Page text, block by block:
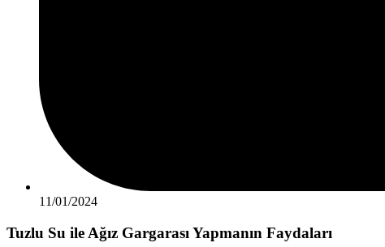
11/01/2024
Tuzlu Su ile Ağız Gargarası Yapmanın Faydaları